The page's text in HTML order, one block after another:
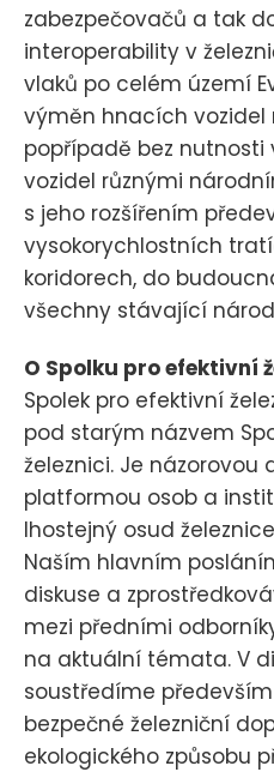
zabezpečovačů a tak
interoperability v
vlaků po celém území
výměn hnacích vozidel
popřípadě bez
vozidel různými
s jeho rozšířením
vysokorychlostních
koridorech, do
všechny stávající
O Spolku pro efektivní
Spolek pro efektivní
pod starým názvem
železnici. Je názorovou
platformou osob a
lhostejný osud
Naším hlavním
diskuse a
mezi předními
na aktuální témata. V
soustředíme
bezpečné železniční
ekologického způsobu